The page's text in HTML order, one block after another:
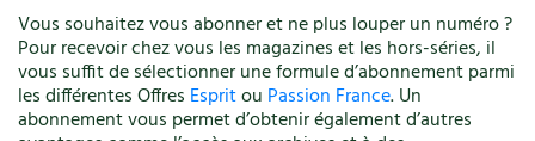
Vous souhaitez vous abonner et ne plus louper un numéro ?
Pour recevoir chez vous les magazines et les hors-séries, il
vous suffit de sélectionner une formule d’abonnement parmi
les différentes Offres Espritou Passion France. Un
abonnement vous permet d’obtenir également d’autres